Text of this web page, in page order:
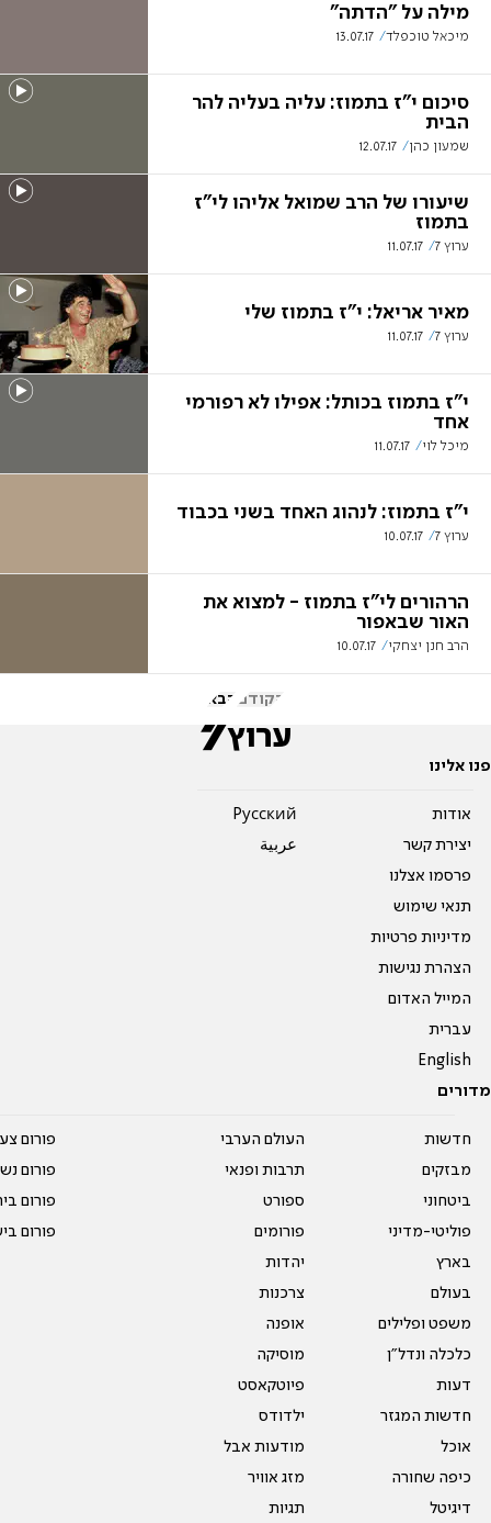
מילה על "הדתה"
מיכאל טוכפלד 13.07.17
סיכום י"ז בתמוז: עליה בעליה להר
הבית
שמעון כהן 12.07.17
שיעורו של הרב שמואל אליהו לי"ז
בתמוז
ערוץ 7 11.07.17
מאיר אריאל: י"ז בתמוז שלי
ערוץ 7 11.07.17
י"ז בתמוז בכותל: אפילו לא רפורמי
אחד
מיכל לוי 11.07.17
י"ז בתמוז: לנהוג האחד בשני בכבוד
ערוץ 7 10.07.17
הרהורים לי"ז בתמוז - למצוא את
האור שבאפור
הרב חנן יצחקי 10.07.17
הקודם הבא
פנו אלינו
אודות
יצירת קשר
פרסמו אצלנו
תנאי שימוש
מדיניות פרטיות
הצהרת נגישות
המייל האדום
עברית
English
Pусский
عربية
מדורים
חדשות
מבזקים
ביטחוני
פוליטי-מדיני
בארץ
בעולם
משפט ופלילים
כלכלה ונדל"ן
דעות
חדשות המגזר
אוכל
כיפה שחורה
דיגיטל
העולם הערבי
תרבות ופנאי
ספורט
פורומים
יהדות
צרכנות
אופנה
מוסיקה
פיוטקאסט
ילדודס
מודעות אבל
מזג אוויר
תגיות
פורום
פורום
פורום
פורום